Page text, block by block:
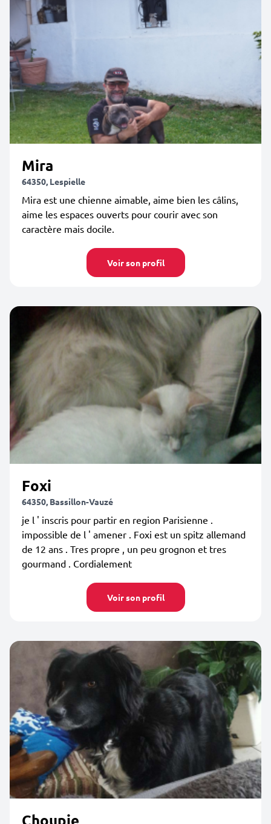
Mira
64350, Lespielle
Mira est une chienne aimable, aime bien les câlins,
aime les espaces ouverts pour courir avec son
caractère mais docile.
Voir son profil
Foxi
64350, Bassillon-Vauzé
je l ' inscris pour partir en region Parisienne .
impossible de l ' amener . Foxi est un spitz allemand
de 12 ans . Tres propre , un peu grognon et tres
gourmand . Cordialement
Voir son profil
Choupie